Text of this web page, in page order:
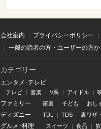
会社案内 プライバシーポリシー
一般の読者の方・ユーザーの方
カテゴリー
エンタメ･テレビ
テレビ 音楽 V系 アイドル
ファミリー 家庭 子ども おし
ディズニー TDL TDS 裏ワザ
グルメ･料理 スイーツ 食品